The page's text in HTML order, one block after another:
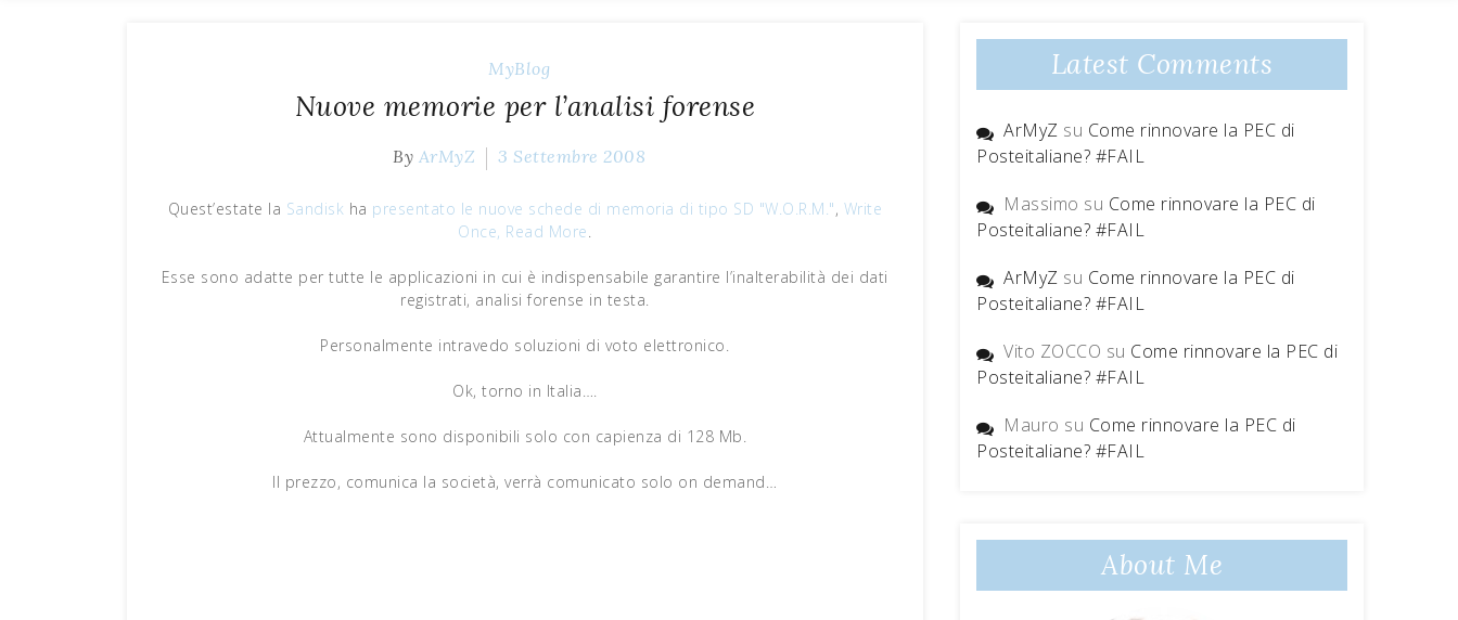
MyBlog
Nuove memorie per l’analisi forense
By ArMyZ 3 Settembre 2008
Quest’estate la Sandisk ha presentato le nuove schede di memoria di tipo SD "W.O.R.M.", Write
Once, Read More.
Esse sono adatte per tutte le applicazioni in cui è indispensabile garantire l’inalterabilità dei dati
registrati, analisi forense in testa.
Personalmente intravedo soluzioni di voto elettronico.
Ok, torno in Italia….
Attualmente sono disponibili solo con capienza di 128 Mb.
Il prezzo, comunica la società, verrà comunicato solo on demand…
Latest Comments
ArMyZ su Come rinnovare la PEC di
Posteitaliane? #FAIL
Massimo su Come rinnovare la PEC di
Posteitaliane? #FAIL
ArMyZ su Come rinnovare la PEC di
Posteitaliane? #FAIL
Vito ZOCCO su Come rinnovare la PEC di
Posteitaliane? #FAIL
Mauro su Come rinnovare la PEC di
Posteitaliane? #FAIL
About Me